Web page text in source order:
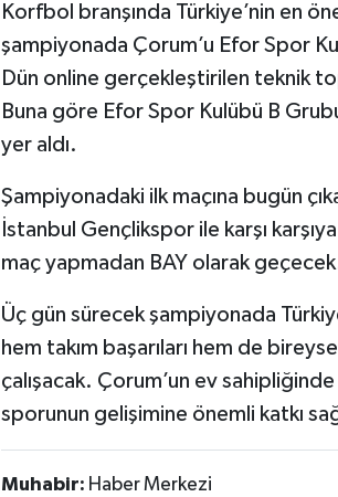
Korfbol branşında Türkiye’nin en
şampiyonada Çorum’u Efor Spor
Dün online gerçekleştirilen teknik
Buna göre Efor Spor Kulübü B
yer aldı.
Şampiyonadaki ilk maçına bugün
İstanbul Gençlikspor ile karşı
maç yapmadan BAY olarak
Üç gün sürecek şampiyonada
hem takım başarıları hem de
çalışacak. Çorum’un ev
sporunun gelişimine önemli katkı
Muhabir: Haber Merkezi